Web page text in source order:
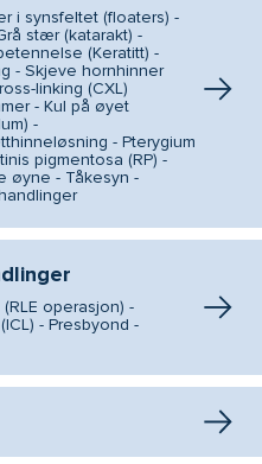
i synsfeltet (floaters) -
stær (katarakt) -
(Keratitt) -
- Skjeve hornhinner
linking (CXL)
- Kul på øyet
-
- Pterygium
pigmentosa (RP) -
øyne - Tåkesyn -
operasjon) -
- Presbyond -